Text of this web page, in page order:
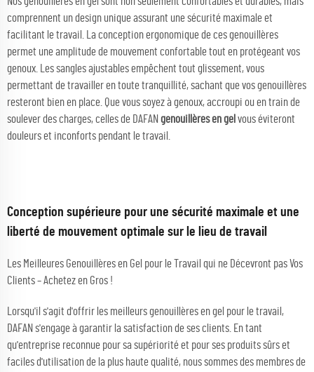
comprennent un design unique assurant une sécurité maximale et
facilitant le travail. La conception ergonomique de ces genouillères
permet une amplitude de mouvement confortable tout en protégeant vos
genoux. Les sangles ajustables empêchent tout glissement, vous
permettant de travailler en toute tranquillité, sachant que vos genouillères
resteront bien en place. Que vous soyez à genoux, accroupi ou en train de
soulever des charges, celles de DAFAN genouillères en gel vous éviteront
douleurs et inconforts pendant le travail.
Conception supérieure pour une sécurité maximale et une
liberté de mouvement optimale sur le lieu de travail
Les Meilleures Genouillères en Gel pour le Travail qui ne Décevront pas Vos
Clients – Achetez en Gros !
Lorsqu'il s'agit d'offrir les meilleurs genouillères en gel pour le travail,
DAFAN s'engage à garantir la satisfaction de ses clients. En tant
qu'entreprise reconnue pour sa supériorité et pour ses produits sûrs et
faciles d'utilisation de la plus haute qualité, nous sommes des membres de